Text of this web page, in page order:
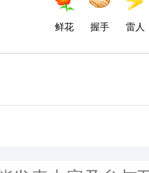
鲜花 握手 雷人